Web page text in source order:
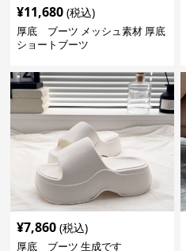
¥11,680 (税込)
厚底 ブーツ メッシュ素材 厚底
ショートブーツ
¥7,860 (税込)
厚底 ブーツ 生成です